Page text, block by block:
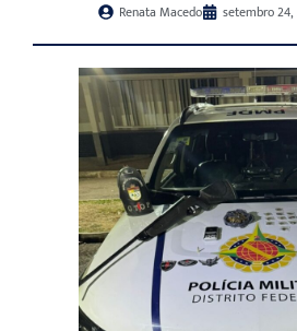
Renata Macedo setembro